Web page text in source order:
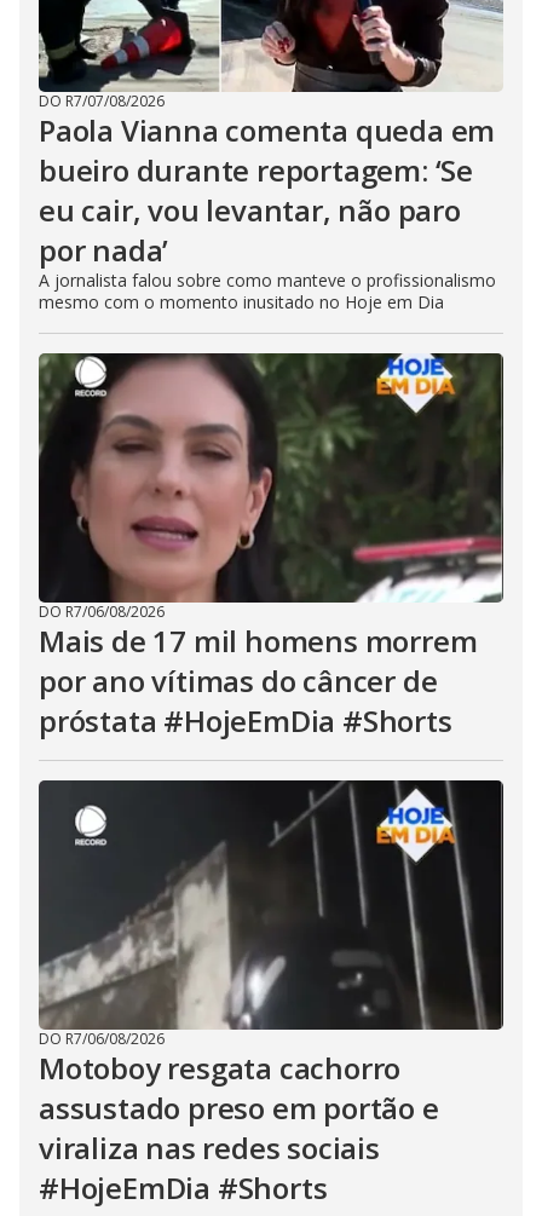
DO R7/07/08/2026
Paola Vianna comenta queda em
bueiro durante reportagem: ‘Se
eu cair, vou levantar, não paro
por nada’
A jornalista falou sobre como manteve o profissionalismo
mesmo com o momento inusitado no Hoje em Dia
DO R7/06/08/2026
Mais de 17 mil homens morrem
por ano vítimas do câncer de
próstata #HojeEmDia #Shorts
DO R7/06/08/2026
Motoboy resgata cachorro
assustado preso em portão e
viraliza nas redes sociais
#HojeEmDia #Shorts